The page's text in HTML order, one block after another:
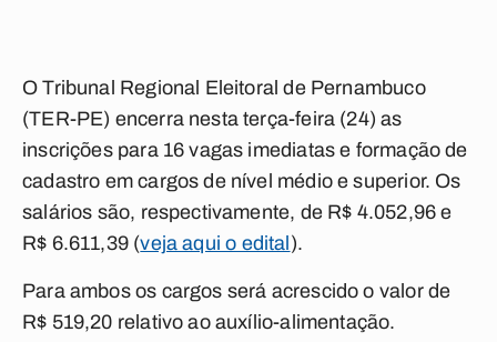
O Tribunal Regional Eleitoral de Pernambuco
(TER-PE) encerra nesta terça-feira (24) as
inscrições para 16 vagas imediatas e formação de
cadastro em cargos de nível médio e superior. Os
salários são, respectivamente, de R$ 4.052,96 e
R$ 6.611,39 (veja aqui o edital ).
Para ambos os cargos será acrescido o valor de
R$ 519,20 relativo ao auxílio-alimentação.